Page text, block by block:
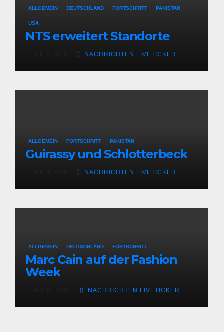
ALLGEMEIN DEUTSCHLAND FORTSCHRITT PAKISTAN
USA
NTS erweitert Standorte
NACHRICHTEN LIVETICKER
ALLGEMEIN FORTSCHRITT PAKISTAN
Guirassy und Schlotterbeck
NACHRICHTEN LIVETICKER
ALLGEMEIN DEUTSCHLAND FORTSCHRITT
Marc Cain auf der Fashion
Week
NACHRICHTEN LIVETICKER